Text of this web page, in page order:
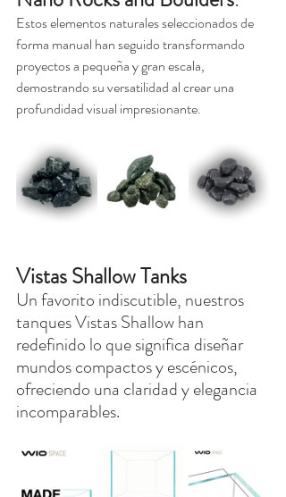
Estos elementos naturales seleccionados de
forma manual han seguido transformando
proyectos a pequeña y gran escala,
demostrando su versatilidad al crear una
profundidad visual impresionante.
Vistas Shallow Tanks
Un favorito indiscutible, nuestros
tanques Vistas Shallow han
redefinido lo que significa diseñar
mundos compactos y escénicos,
ofreciendo una claridad y elegancia
incomparables.